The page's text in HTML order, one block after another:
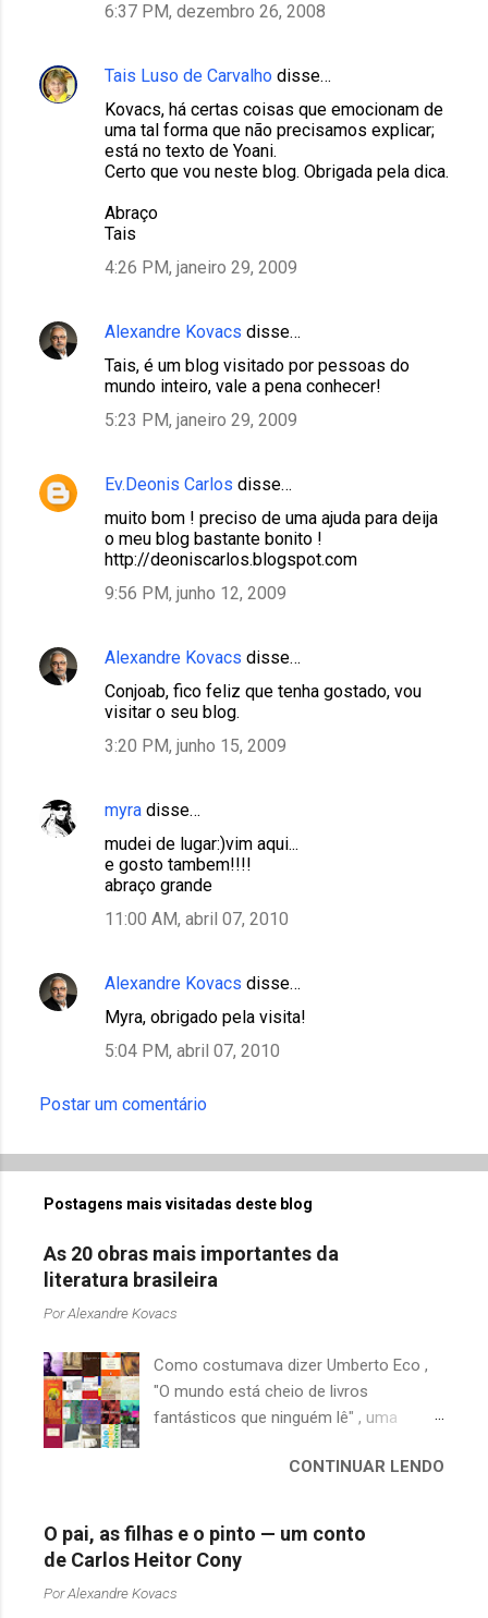
6:37 PM, dezembro 26, 2008
Tais Luso de Carvalho disse…
Kovacs, há certas coisas que emocionam de
uma tal forma que não precisamos explicar;
está no texto de Yoani.
Certo que vou neste blog. Obrigada pela dica.
Abraço
Tais
4:26 PM, janeiro 29, 2009
Alexandre Kovacs disse…
Tais, é um blog visitado por pessoas do
mundo inteiro, vale a pena conhecer!
5:23 PM, janeiro 29, 2009
Ev.Deonis Carlos disse…
muito bom ! preciso de uma ajuda para deija
o meu blog bastante bonito !
http://deoniscarlos.blogspot.com
9:56 PM, junho 12, 2009
Alexandre Kovacs disse…
Conjoab, fico feliz que tenha gostado, vou
visitar o seu blog.
3:20 PM, junho 15, 2009
myra disse…
mudei de lugar:)vim aqui...
e gosto tambem!!!!
abraço grande
11:00 AM, abril 07, 2010
Alexandre Kovacs disse…
Myra, obrigado pela visita!
5:04 PM, abril 07, 2010
Postar um comentário
Postagens mais visitadas deste blog
As 20 obras mais importantes da
literatura brasileira
PorAlexandre Kovacs
Como costumava dizer Umberto Eco ,
"O mundo está cheio de livros
fantásticos que ninguém lê" , uma
quando falamos de clássicos da
escritores brasileiros, somos forçados
a uma avaliação burocrática na escola e
acabamos adquirindo uma certa
antipatia a determinado livro ou autor
CONTINUAR LENDO
O pai, as filhas e o pinto — um conto
de Carlos Heitor Cony
PorAlexandre Kovacs